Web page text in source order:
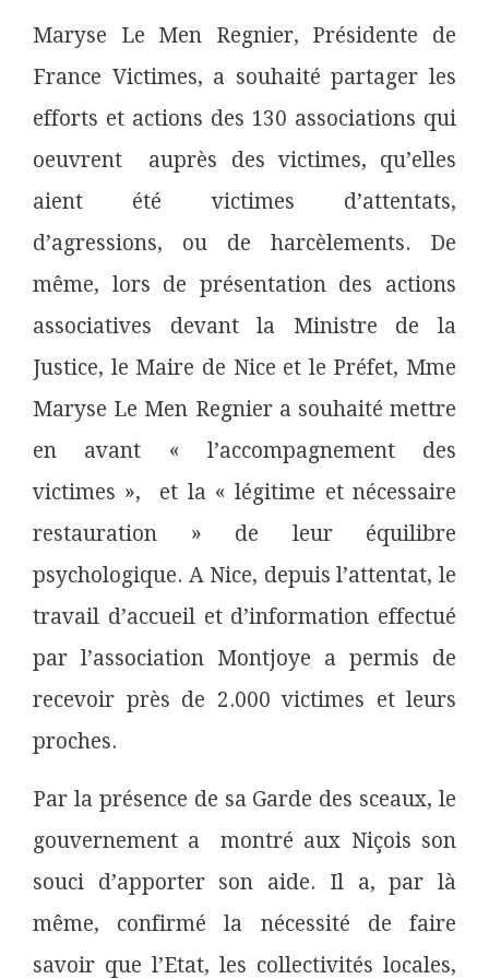
Maryse Le Men Regnier, Présidente de
France Victimes, a souhaité partager les
efforts et actions des 130 associations qui
oeuvrent auprès des victimes, qu’elles
aient été victimes d’attentats,
d’agressions, ou de harcèlements. De
même, lors de présentation des actions
associatives devant la Ministre de la
Justice, le Maire de Nice et le Préfet, Mme
Maryse Le Men Regnier a souhaité mettre
en avant « l’accompagnement des
victimes », et la « légitime et nécessaire
restauration » de leur équilibre
psychologique. A Nice, depuis l’attentat, le
travail d’accueil et d’information effectué
par l’association Montjoye a permis de
recevoir près de 2.000 victimes et leurs
proches.
Par la présence de sa Garde des sceaux, le
gouvernement a montré aux Niçois son
souci d’apporter son aide. Il a, par là
même, confirmé la nécessité de faire
savoir que l’Etat, les collectivités locales,